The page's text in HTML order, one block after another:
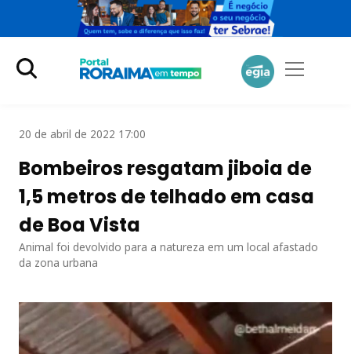
20 de abril de 2022 17:00
Bombeiros resgatam jiboia de
1,5 metros de telhado em casa
de Boa Vista
Animal foi devolvido para a natureza em um local afastado
da zona urbana